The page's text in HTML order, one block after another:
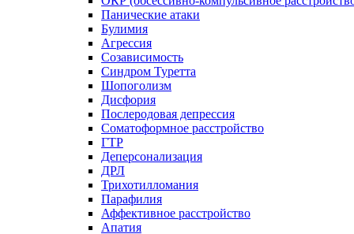
Панические атаки
Булимия
Агрессия
Созависимость
Синдром Туретта
Шопоголизм
Дисфория
Послеродовая депрессия
Соматоформное расстройство
ГТР
Деперсонализация
ДРЛ
Трихотилломания
Парафилия
Аффективное расстройство
Апатия